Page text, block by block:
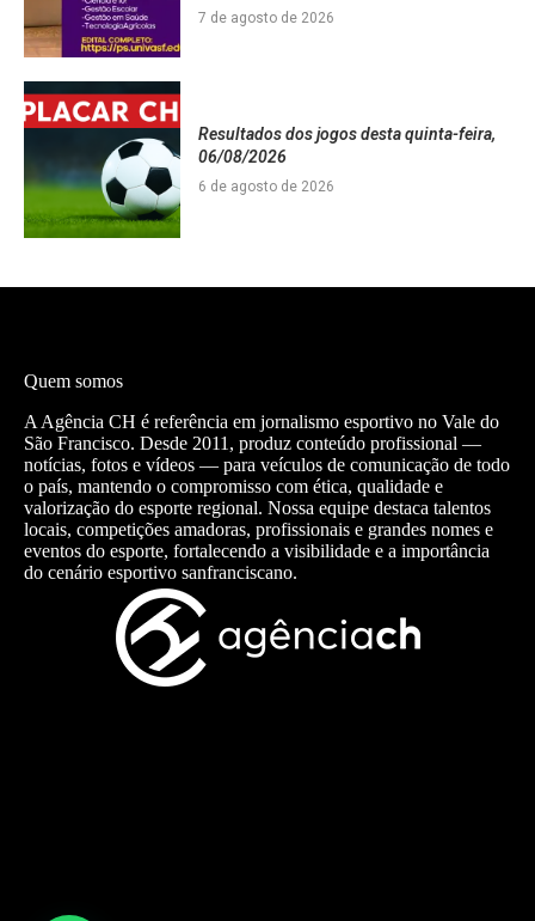
7 de agosto de 2026
Resultados dos jogos desta quinta-feira,
06/08/2026
6 de agosto de 2026
Quem somos
A Agência CH é referência em jornalismo esportivo no Vale do
São Francisco. Desde 2011, produz conteúdo profissional —
notícias, fotos e vídeos — para veículos de comunicação de todo
o país, mantendo o compromisso com ética, qualidade e
valorização do esporte regional. Nossa equipe destaca talentos
locais, competições amadoras, profissionais e grandes nomes e
eventos do esporte, fortalecendo a visibilidade e a importância
do cenário esportivo sanfranciscano.